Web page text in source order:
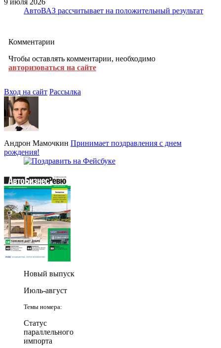
АвтоВАЗ рассчитывает на положительный результат
Комментарии
Чтобы оставлять комментарии, необходимо
авторизоваться на сайте
Вход на сайт Рассылка
Андрон Мамочкин Принимает поздравления с днем
рождения!
Новый выпуск
Июль-август
Темы номера:
Статус
параллельного
импорта